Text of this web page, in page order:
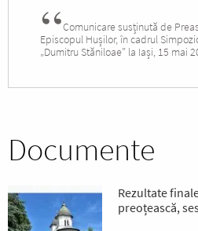
Comunicare susținută de
Episcopul Hușilor, în cadrul
„Dumitru Stăniloae” la Iași, 15 mai
Documente
Rezultate
preoțească,